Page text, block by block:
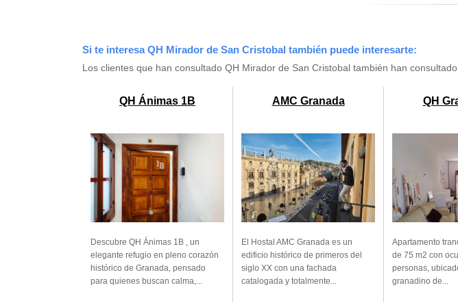
Si te interesa QH Mirador de San Cristobal también puede interesarte:
Los clientes que han consultado QH Mirador de San Cristobal también han
QH Ánimas 1B
Descubre QH Ánimas 1B , un
elegante refugio en pleno corazón
histórico de Granada, pensado
para quienes buscan calma,...
AMC Granada
El Hostal AMC Granada es un
edificio histórico de primeros del
siglo XX con una fachada
catalogada y totalmente...
QH
Apartamento
de 75 m2 con
personas,
granadino de...